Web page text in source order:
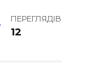
ПЕРЕГЛЯДІВ
12